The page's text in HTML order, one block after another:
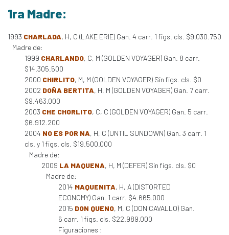
1ra Madre:
1993 CHARLADA, H, C (LAKE ERIE) Gan. 4 carr. 1 figs. cls. $9.030.750
Madre de:
1999 CHARLANDO, C, M (GOLDEN VOYAGER) Gan. 8 carr.
$14.305.500
2000 CHIRLITO, M, M (GOLDEN VOYAGER) Sin figs. cls. $0
2002 DOÑA BERTITA, H, M (GOLDEN VOYAGER) Gan. 7 carr.
$9.463.000
2003 CHE CHORLITO, C, C (GOLDEN VOYAGER) Gan. 5 carr.
$6.912.200
2004 NO ES POR NA, H, C (UNTIL SUNDOWN) Gan. 3 carr. 1
cls. y 1 figs. cls. $19.500.000
Madre de:
2009 LA MAQUENA, H, M (DEFER) Sin figs. cls. $0
Madre de:
2014 MAQUENITA, H, A (DISTORTED
ECONOMY) Gan. 1 carr. $4.665.000
2015 DON QUENO, M, C (DON CAVALLO) Gan.
6 carr. 1 figs. cls. $22.989.000
Figuraciones :